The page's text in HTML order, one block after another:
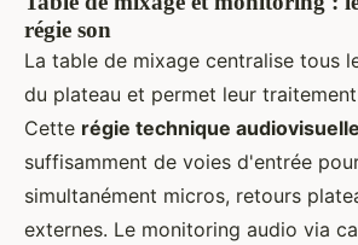
régie son
La table de mixage centralise tous
du plateau et permet leur
Cette régie technique audiovisuelle
suffisamment de voies d'entrée
simultanément micros, retours
externes. Le monitoring audio via